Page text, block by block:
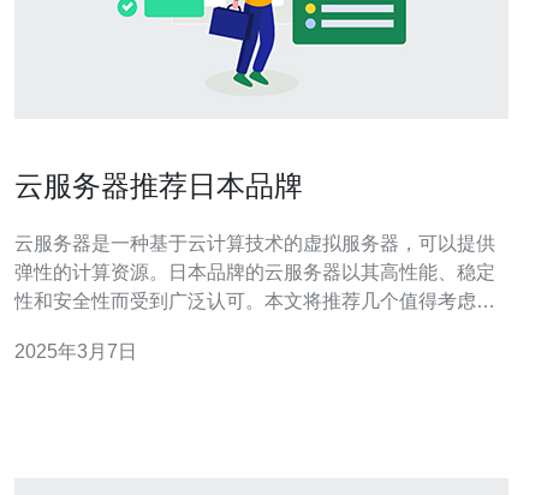
云服务器推荐日本品牌
云服务器是一种基于云计算技术的虚拟服务器，可以提供
弹性的计算资源。日本品牌的云服务器以其高性能、稳定
性和安全性而受到广泛认可。本文将推荐几个值得考虑的
和可靠性。它提供多种规格的服务器，可根据用户的需求
2025年3月7日